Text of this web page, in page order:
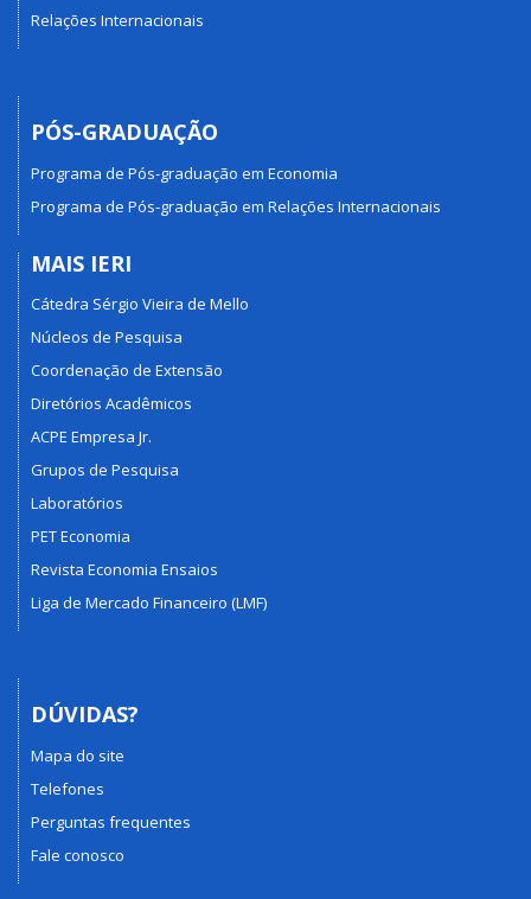
Relações Internacionais
PÓS-GRADUAÇÃO
Programa de Pós-graduação em Economia
Programa de Pós-graduação em Relações Internacionais
MAIS IERI
Cátedra Sérgio Vieira de Mello
Núcleos de Pesquisa
Coordenação de Extensão
Diretórios Acadêmicos
ACPE Empresa Jr.
Grupos de Pesquisa
Laboratórios
PET Economia
Revista Economia Ensaios
Liga de Mercado Financeiro (LMF)
DÚVIDAS?
Mapa do site
Telefones
Perguntas frequentes
Fale conosco